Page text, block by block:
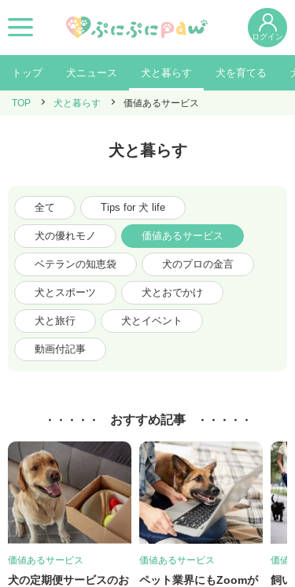
ログイン
トップ 犬ニュース 犬と暮らす 犬を育てる
TOP 犬と暮らす 価値あるサービス
犬と暮らす
全て Tips for 犬 life
犬の優れモノ 価値あるサービス
ベテランの知恵袋 犬のプロの金言
犬とスポーツ 犬とおでかけ
犬と旅行 犬とイベント
動画付記事
おすすめ記事
価値あるサービス
犬の定期便サービスのお
価値あるサービス
ペット業界にもZoomが
価値
飼い